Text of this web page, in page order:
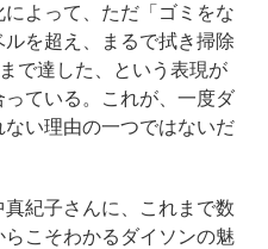
よって、ただ「ゴミをな
を超え、まるで拭き掃除
で達した、という表現が
ている。これが、一度ダ
い理由の一つではないだ
紀子さんに、これまで数
こそわかるダイソンの魅